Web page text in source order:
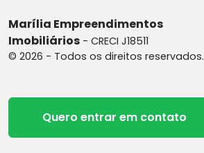
Marília Empreendimentos
Imobiliários - CRECI J18511
© 2026 - Todos os direitos reservados.
Quero entrar em contato